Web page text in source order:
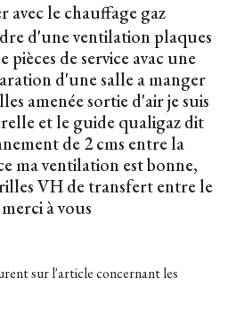
avec le chauffage gaz
d'une ventilation plaques
pièces de service avac une
d'une salle a manger
amenée sortie d'air je suis
et le guide qualigaz dit
de 2 cms entre la
ma ventilation est bonne,
VH de transfert entre le
à vous
sur l'article concernant les